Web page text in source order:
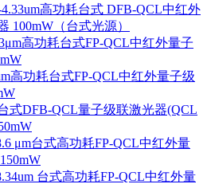
高功耗台式 DFB-QCL中红外
100mW（台式光源）
高功耗台式FP-QCL中红外量子
高功耗台式FP-QCL中红外量子级
式DFB-QCL量子级联激光器(QCL
μm台式高功耗FP-QCL中红外量
台式高功耗FP-QCL中红外量